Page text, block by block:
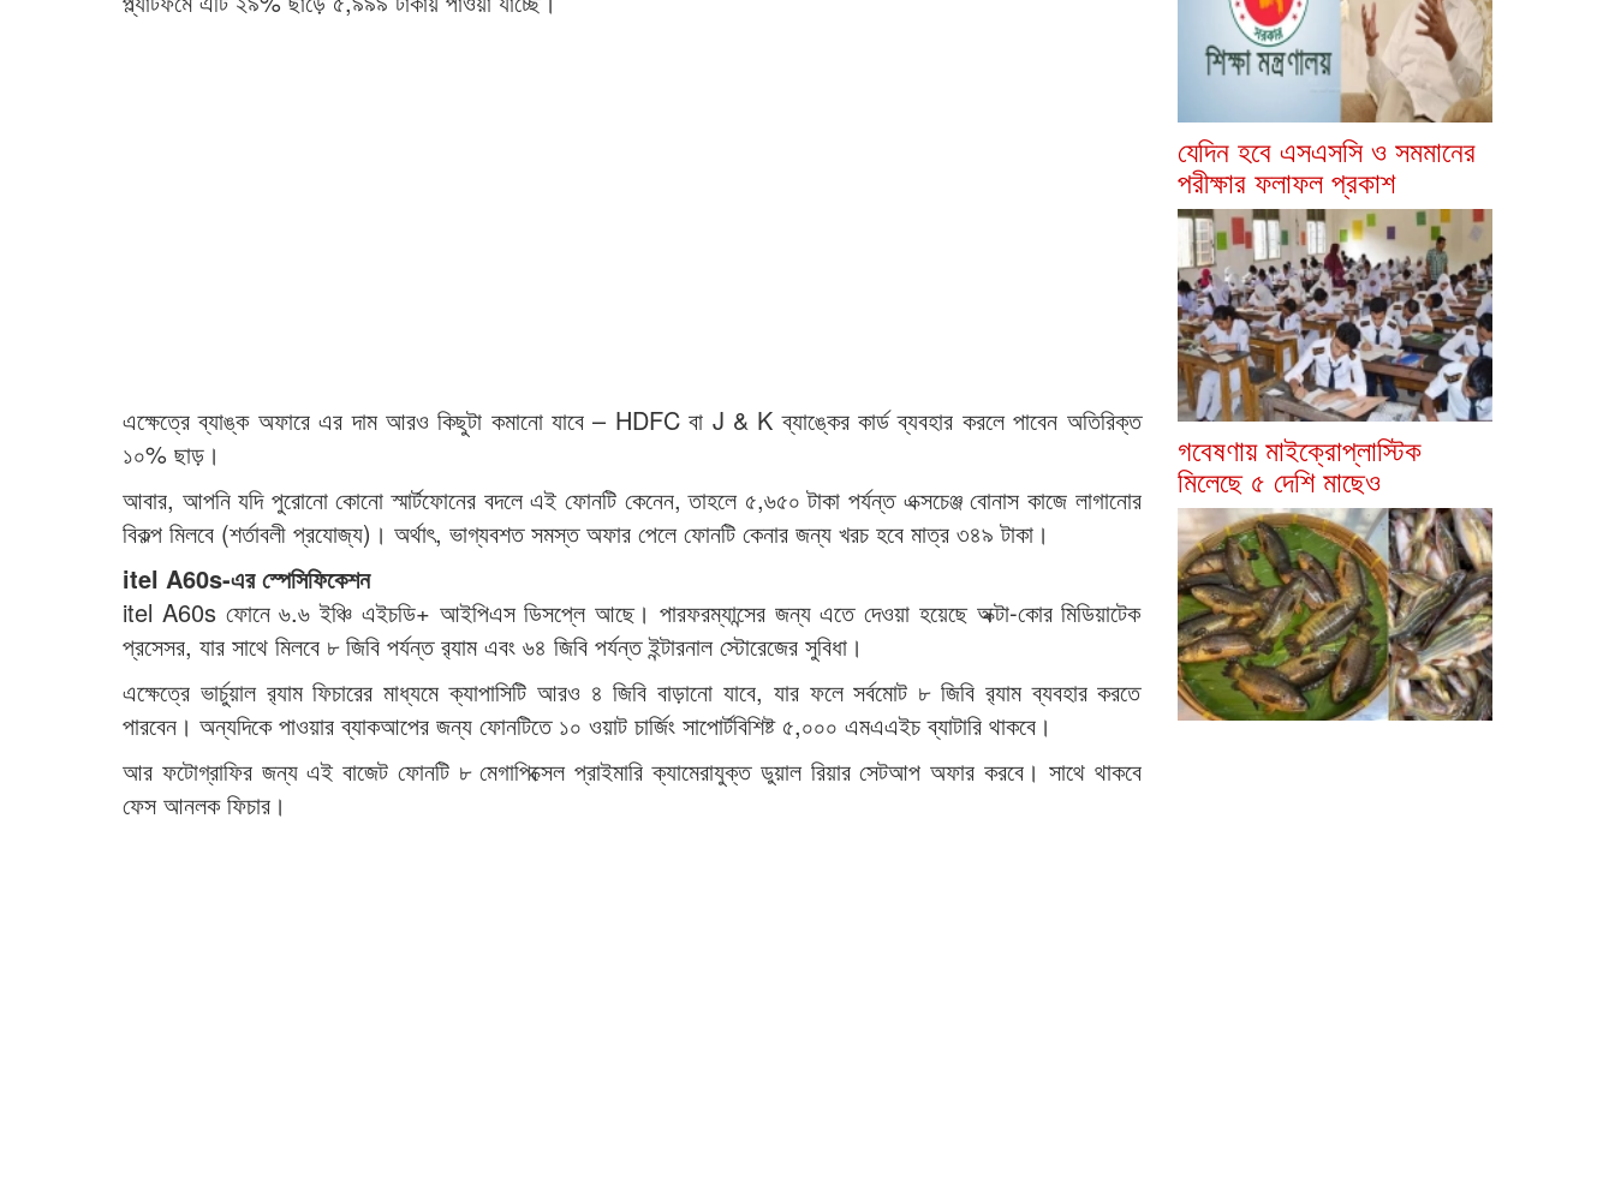
এক্ষেত্রে ব্যাঙ্ক অফারে এর দাম আরও কিছুটা কমানো যাবে – HDFC বা J & K ব্যাঙ্কের কার্ড ব্যবহার করলে পাবেন অতিরিক্ত
১০% ছাড়।
আবার, আপনি যদি পুরোনো কোনো স্মার্টফোনের বদলে এই ফোনটি কেনেন, তাহলে ৫,৬৫০ টাকা পর্যন্ত এক্সচেঞ্জ বোনাস কাজে লাগানোর
বিকল্প মিলবে (শর্তাবলী প্রযোজ্য)। অর্থাৎ, ভাগ্যবশত সমস্ত অফার পেলে ফোনটি কেনার জন্য খরচ হবে মাত্র ৩৪৯ টাকা।
itel A60s-এর স্পেসিফিকেশন
itel A60s ফোনে ৬.৬ ইঞ্চি এইচডি+ আইপিএস ডিসপ্লে আছে। পারফরম্যান্সের জন্য এতে দেওয়া হয়েছে অক্টা-কোর মিডিয়াটেক
প্রসেসর, যার সাথে মিলবে ৮ জিবি পর্যন্ত র‍্যাম এবং ৬৪ জিবি পর্যন্ত ইন্টারনাল স্টোরেজের সুবিধা।
এক্ষেত্রে ভার্চুয়াল র‌্যাম ফিচারের মাধ্যমে ক্যাপাসিটি আরও ৪ জিবি বাড়ানো যাবে, যার ফলে সর্বমোট ৮ জিবি র‌্যাম ব্যবহার করতে
পারবেন। অন্যদিকে পাওয়ার ব্যাকআপের জন্য ফোনটিতে ১০ ওয়াট চার্জিং সাপোর্টবিশিষ্ট ৫,০০০ এমএএইচ ব্যাটারি থাকবে।
আর ফটোগ্রাফির জন্য এই বাজেট ফোনটি ৮ মেগাপিক্সেল প্রাইমারি ক্যামেরাযুক্ত ডুয়াল রিয়ার সেটআপ অফার করবে। সাথে থাকবে
ফেস আনলক ফিচার।
যেদিন হবে এসএসসি ও সমমানের
পরীক্ষার ফলাফল প্রকাশ
গবেষণায় মাইক্রোপ্লাস্টিক
মিলেছে ৫ দেশি মাছেও